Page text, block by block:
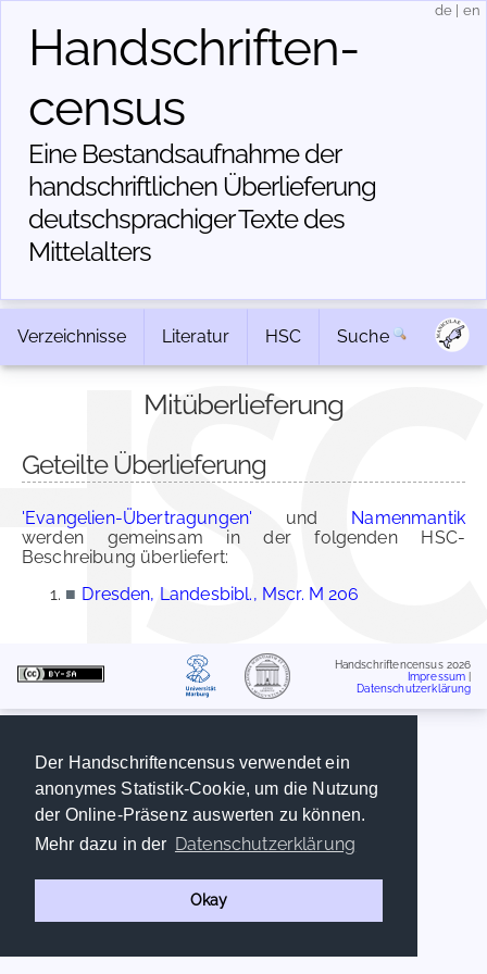
Der Handschriftencensus verwendet ein
anonymes Statistik-Cookie, um die Nutzung
der Online-Präsenz auswerten zu können.
Mehr dazu in der Datenschutzerklärung
Okay
Handschriften­
census
Eine Bestandsaufnahme der
handschriftlichen Über­lieferung
deutschsprachiger Texte des
Mittelalters
de en
Verzeichnisse Literatur HSC Suche
Mitüberlieferung
Geteilte Überlieferung
'Evangelien-Übertragungen' und Namenmantik
werden gemeinsam in der folgenden HSC-
Beschreibung überliefert:
■ Dresden, Landesbibl., Mscr. M 206
Handschriftencensus 2026
Impressum
Datenschutzerklärung